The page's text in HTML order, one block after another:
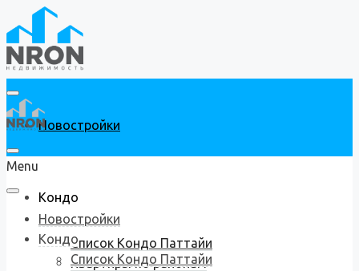
Новостройки
Кондо
Список Кондо Паттайи
Квартиры по районам
Menu
Новостройки
Кондо
Список Кондо Паттайи